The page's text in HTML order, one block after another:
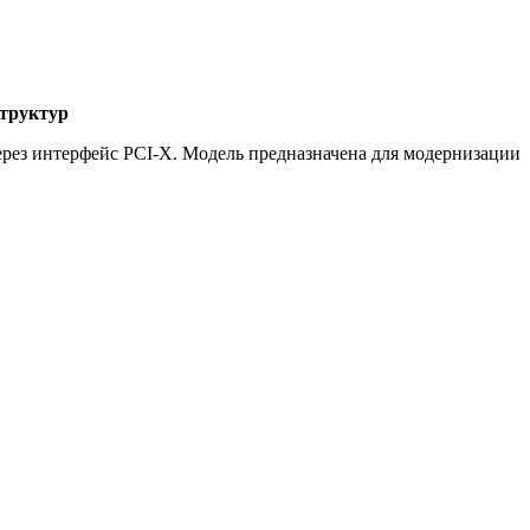
интерфейс PCI-X. Модель предназначена для модернизации